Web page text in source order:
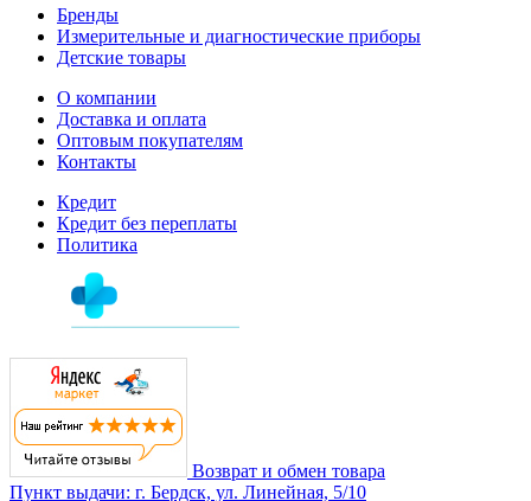
Бренды
Измерительные и диагностические приборы
Детские товары
О компании
Доставка и оплата
Оптовым покупателям
Контакты
Кредит
Кредит без переплаты
Политика
Возврат и обмен товара
Пункт выдачи: г. Бердск, ул. Линейная, 5/10